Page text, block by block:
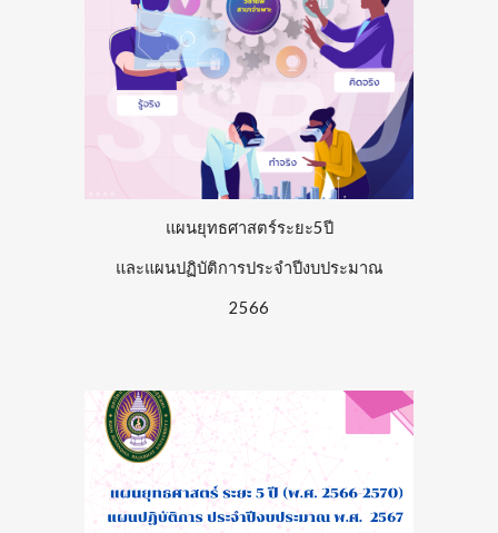
แผนยุทธศาสตร์ระยะ5ปี
และแผนปฏิบัติการประจำปีงบประมาณ
2566